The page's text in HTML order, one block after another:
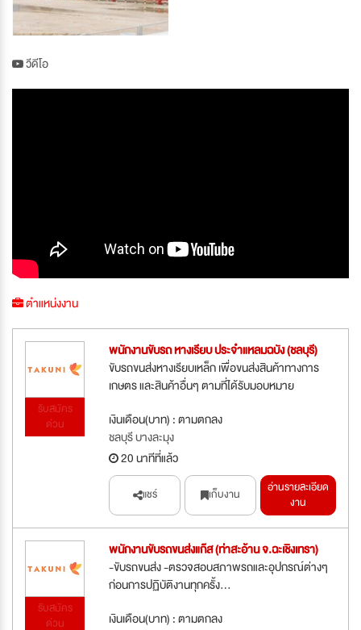
วีดีโอ
ตำแหน่งงาน
รับสมัคร
ด่วน
พนักงานขับรถ หางเรียบ ประจำแหลมฉบัง (ชลบุรี)
ขับรถขนส่งหางเรียบเหล็ก เพื่อขนส่งสินค้าทางการ
เกษตร และสินค้าอื่นๆ ตามที่ได้รับมอบหมาย
เงินเดือน(บาท) : ตามตกลง
ชลบุรี บางละมุง
20 นาทีที่แล้ว
แชร์ เก็บงาน
อ่านรายละเอียด
งาน
รับสมัคร
ด่วน
พนักงานขับรถขนส่งแก๊ส (ท่าสะอ้าน จ.ฉะเชิงเทรา)
-ขับรถขนส่ง -ตรวจสอบสภาพรถและอุปกรณ์ต่างๆ
ก่อนการปฏิบัติงานทุกครั้ง...
เงินเดือน(บาท) : ตามตกลง